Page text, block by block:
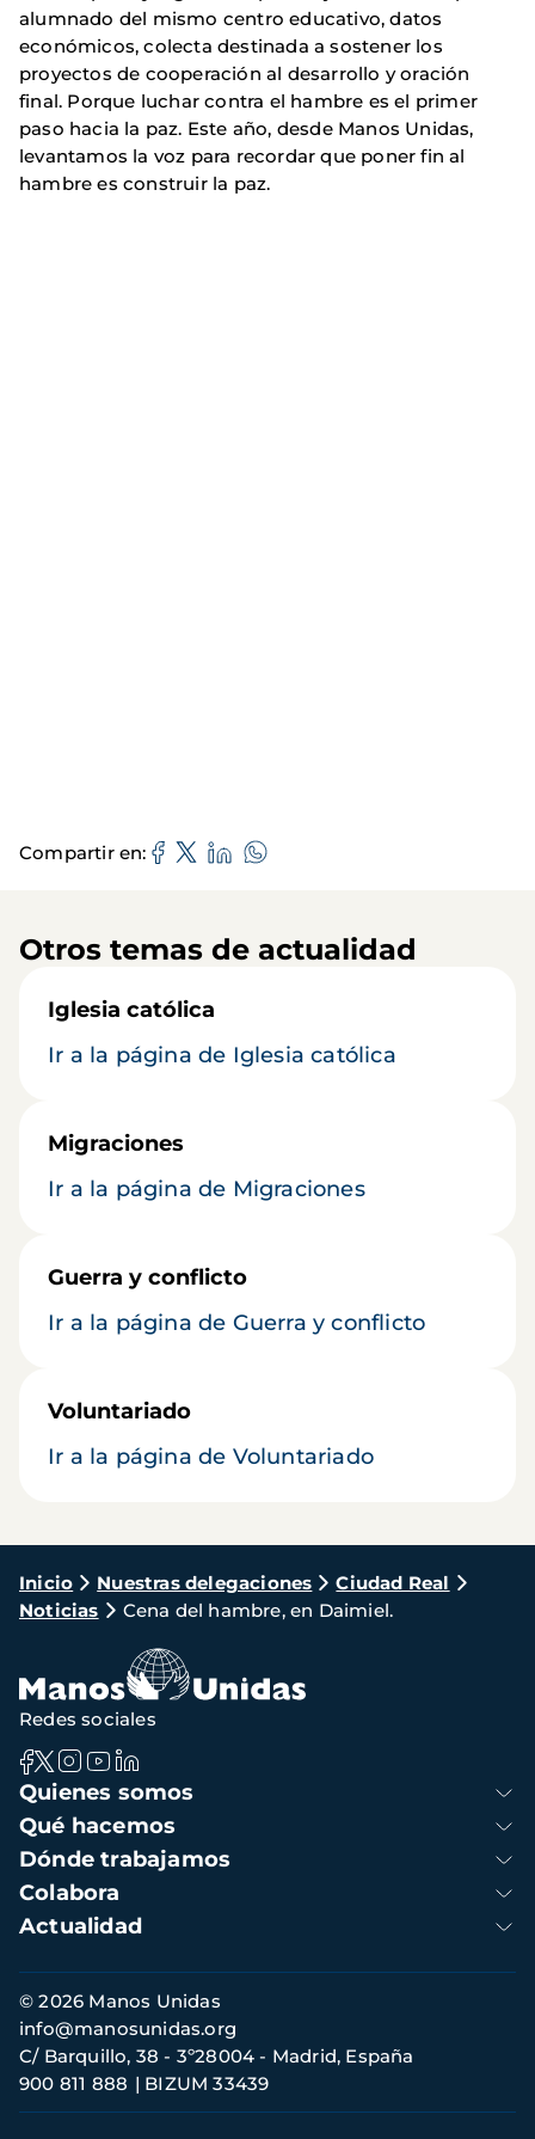
alumnado del mismo centro educativo, datos
económicos, colecta destinada a sostener los
proyectos de cooperación al desarrollo y oración
final. Porque luchar contra el hambre es el primer
paso hacia la paz. Este año, desde Manos Unidas,
levantamos la voz para recordar que poner fin al
hambre es construir la paz.
Compartir en
Otros temas de actualidad
Iglesia católica
Ir a la página de Iglesia católica
Migraciones
Ir a la página de Migraciones
Guerra y conflicto
Ir a la página de Guerra y conflicto
Voluntariado
Ir a la página de Voluntariado
Ruta
de
navegación
Inicio Nuestras delegaciones
Ciudad Real
Noticias
Cena del hambre, en Daimiel.
Navegación
principal
Quienes somos
Qué hacemos
Dónde trabajamos
Colabora
Actualidad
Redes sociales
Información
de
contacto
© 2026 Manos Unidas
C/ Barquillo, 38 - 3º28004 - Madrid, España
900 811 888
BIZUM 33439
info@manosunidas.org